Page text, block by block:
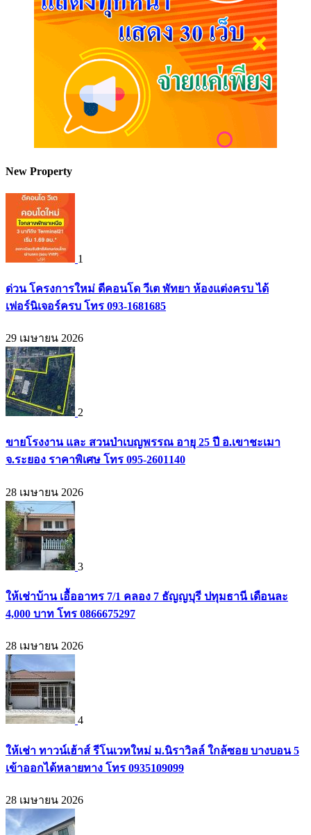
New Property
1
ด่วน โครงการใหม่ ดีคอนโด วีเต พัทยา ห้องแต่งครบ ได้
เฟอร์นิเจอร์ครบ โทร 093-1681685
29 เมษายน 2026
2
ขายโรงงาน และ สวนป่าเบญพรรณ อายุ 25 ปี อ.เขาชะเมา
จ.ระยอง ราคาพิเศษ โทร 095-2601140
28 เมษายน 2026
3
ให้เช่าบ้าน เอื้ออาทร 7/1 คลอง 7 ธัญญบุรี ปทุมธานี เดือนละ
4,000 บาท โทร 0866675297
28 เมษายน 2026
4
ให้เช่า ทาวน์เฮ้าส์ รีโนเวทใหม่ ม.นิราวิลล์ ใกล้ซอย บางบอน 5
เข้าออกได้หลายทาง โทร 0935109099
28 เมษายน 2026